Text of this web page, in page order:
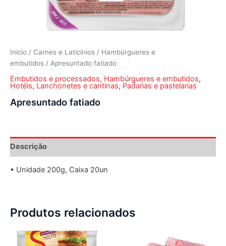
Início / Carnes e Laticínios / Hambúrgueres e
embutidos / Apresuntado fatiado
Embutidos e processados, Hambúrgueres e embutidos,
Hotéis, Lanchonetes e cantinas, Padarias e pastelarias
Apresuntado fatiado
Descrição
• Unidade 200g, Caixa 20un
Produtos relacionados